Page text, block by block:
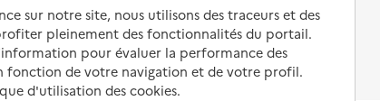
Fin de vie en EHPAD
sur notre site, nous utilisons des traceurs et des
pleinement des fonctionnalités du portail.
pour évaluer la performance des
fonction de votre navigation et de votre profil.
d'utilisation des cookies.